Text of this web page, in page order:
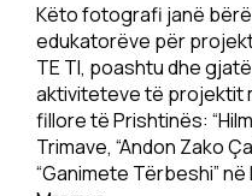
Këto fotografi janë
edukatorëve për
TE TI, poashtu dhe
aktiviteteve të projektit
fillore të Prishtinës:
Trimave, “Andon Zako
“Ganimete Tërbeshi” në